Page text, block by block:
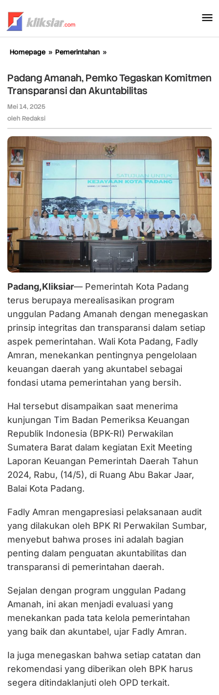
konten
Homepage » Pemerintahan »
Pemko
Tegaskan
Komitmen
Padang Amanah, Pemko Tegaskan Komitmen
Transparansi dan Akuntabilitas
Mei 14, 2025
oleh Redaksi
Padang,Kliksiar— Pemerintah Kota Padang
terus berupaya merealisasikan program
unggulan Padang Amanah dengan menegaskan
prinsip integritas dan transparansi dalam setiap
aspek pemerintahan. Wali Kota Padang, Fadly
Amran, menekankan pentingnya pengelolaan
keuangan daerah yang akuntabel sebagai
fondasi utama pemerintahan yang bersih.
Hal tersebut disampaikan saat menerima
kunjungan Tim Badan Pemeriksa Keuangan
Republik Indonesia (BPK-RI) Perwakilan
Sumatera Barat dalam kegiatan Exit Meeting
Laporan Keuangan Pemerintah Daerah Tahun
2024, Rabu, (14/5), di Ruang Abu Bakar Jaar,
Balai Kota Padang.
Fadly Amran mengapresiasi pelaksanaan audit
yang dilakukan oleh BPK RI Perwakilan Sumbar,
menyebut bahwa proses ini adalah bagian
penting dalam penguatan akuntabilitas dan
transparansi di pemerintahan daerah.
Sejalan dengan program unggulan Padang
Amanah, ini akan menjadi evaluasi yang
menekankan pada tata kelola pemerintahan
yang baik dan akuntabel, ujar Fadly Amran.
Ia juga menegaskan bahwa setiap catatan dan
rekomendasi yang diberikan oleh BPK harus
segera ditindaklanjuti oleh OPD terkait.